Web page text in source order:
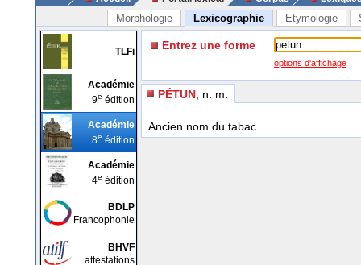
Morphologie Lexicographie Etymologie
TLFi
Académie
9e édition
Académie
8e édition
Académie
4e édition
BDLP
Francophonie
BHVF
attestations
Entrez une forme
options d'affichage
PÉTUN , n. m.
Ancien nom du tabac.